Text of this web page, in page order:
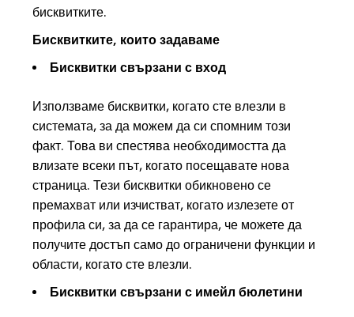
бисквитките.
Бисквитките, които задаваме
Бисквитки свързани с вход
Използваме бисквитки, когато сте влезли в
системата, за да можем да си спомним този
факт. Това ви спестява необходимостта да
влизате всеки път, когато посещавате нова
страница. Тези бисквитки обикновено се
премахват или изчистват, когато излезете от
профила си, за да се гарантира, че можете да
получите достъп само до ограничени функции и
области, когато сте влезли.
Бисквитки свързани с имейл бюлетини